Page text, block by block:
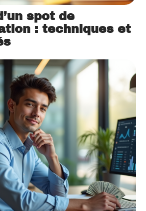
spot de
: techniques et